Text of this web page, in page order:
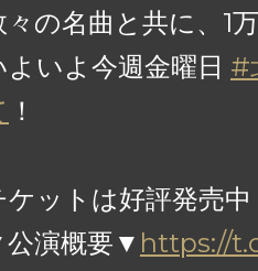
々の名曲と共に、1
よいよ今週金曜日 #
！
ケットは好評発売中
演概要▼ https://